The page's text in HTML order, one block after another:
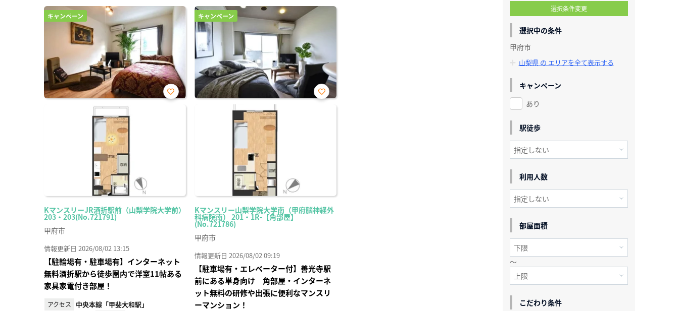
キャンペーン
KマンスリーJR酒折駅前（山梨学院大学前）
203・203(No.721791)
お気
甲府市
情報更新日 2026/08/02 13:15
【駐輪場有・駐車場有】インターネット
無料酒折駅から徒歩圏内で洋室11帖ある
家具家電付き部屋！
アクセス 中央本線「甲斐大和駅」
キャンペーン
Kマンスリー山梨学院大学南（甲府脳神経外
科病院南） 201・1R-【角部屋】
(No.721786)
お気
甲府市
情報更新日 2026/08/02 09:19
【駐車場有・エレベーター付】善光寺駅
前にある単身向け 角部屋・インターネ
ット無料の研修や出張に便利なマンスリ
ーマンション！
選択条件変更
選択中の条件
甲府市
山梨県 の エリアを全て表示する
キャンペーン
あり
駅徒歩
利用人数
部屋面積
～
こだわり条件